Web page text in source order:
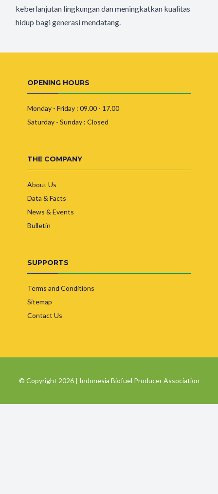
keberlanjutan lingkungan dan meningkatkan kualitas
hidup bagi generasi mendatang.
OPENING HOURS
Monday - Friday : 09.00 - 17.00
Saturday - Sunday : Closed
THE COMPANY
About Us
Data & Facts
News & Events
Bulletin
SUPPORTS
Terms and Conditions
Sitemap
Contact Us
© Copyright 2026 | Indonesia Biofuel Producer Association